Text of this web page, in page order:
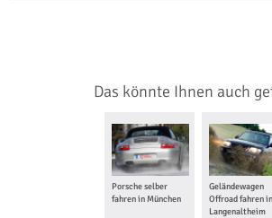
Das könnte Ihnen auch
Porsche selber
fahren in München
Geländewagen
Offroad fahren in
Langenaltheim